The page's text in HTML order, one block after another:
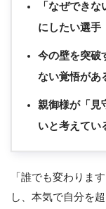
「なぜでき
にしたい選手
今の壁を突破
ない覚悟があ
親御様が「見
いと考えてい
「誰でも変わりま
し、本気で自分を